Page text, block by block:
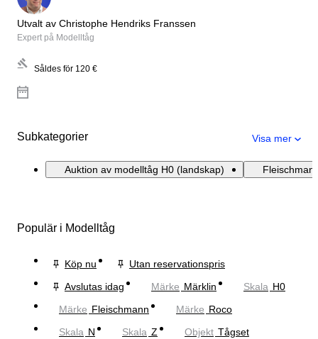
Utvalt av Christophe Hendriks Franssen
Expert på Modelltåg
Såldes för 120 €
Subkategorier Visa mer
Auktion av modelltåg H0 (landskap)
Populär i Modelltåg
Köp nu
Utan reservationspris
Avslutas idag
Märke Märklin Skala H0
Märke Fleischmann Märke Roco
Skala N Skala Z Objekt Tågset